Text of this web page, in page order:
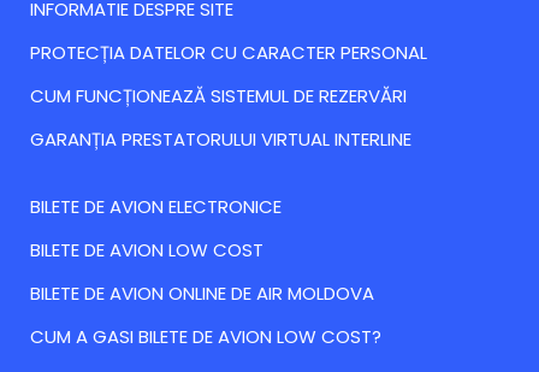
INFORMATIE DESPRE SITE
PROTECȚIA DATELOR CU CARACTER PERSONAL
CUM FUNCȚIONEAZĂ SISTEMUL DE REZERVĂRI
GARANȚIA PRESTATORULUI VIRTUAL INTERLINE
BILETE DE AVION ELECTRONICE
BILETE DE AVION LOW COST
BILETE DE AVION ONLINE DE AIR MOLDOVA
CUM A GASI BILETE DE AVION LOW COST?